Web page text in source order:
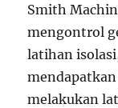
Smith
mengontrol
latihan
melakukan